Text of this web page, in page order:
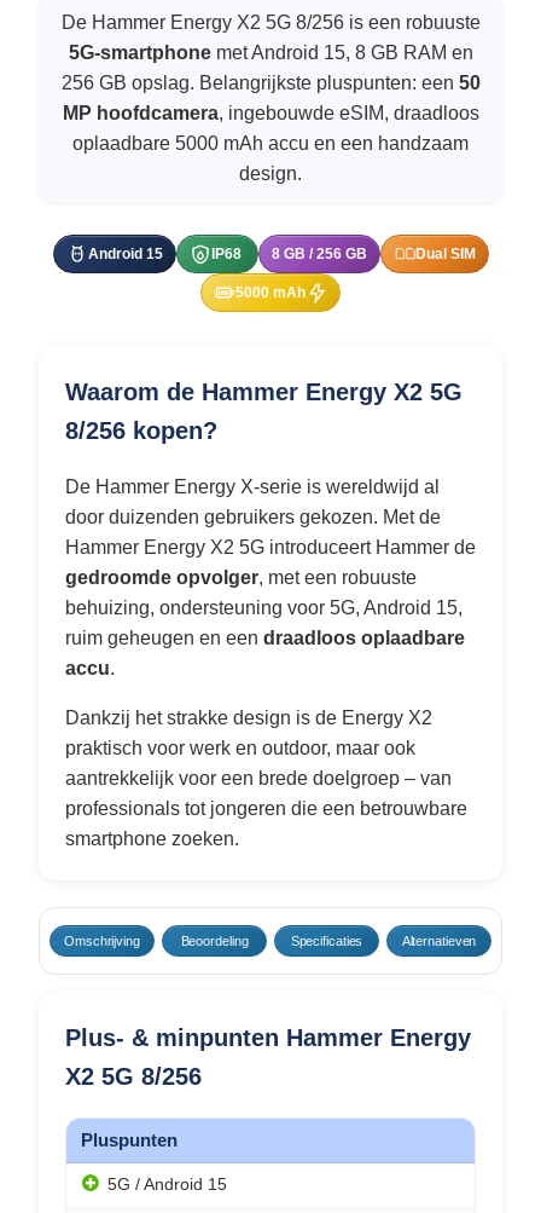
De Hammer Energy X2 5G 8/256 is een robuuste
5G-smartphonemet Android 15, 8 GB RAM en
256 GB opslag. Belangrijkste pluspunten: een 50
MP hoofdcamera, ingebouwde eSIM, draadloos
oplaadbare 5000 mAh accu en een handzaam
design.
Android 15 IP68 8 GB / 256 GB Dual SIM
5000 mAh
Waarom de Hammer Energy X2 5G
8/256 kopen?
De Hammer Energy X-serie is wereldwijd al
door duizenden gebruikers gekozen. Met de
Hammer Energy X2 5G introduceert Hammer de
gedroomde opvolger, met een robuuste
behuizing, ondersteuning voor 5G, Android 15,
ruim geheugen en een draadloos oplaadbare
accu.
Dankzij het strakke design is de Energy X2
praktisch voor werk en outdoor, maar ook
aantrekkelijk voor een brede doelgroep – van
professionals tot jongeren die een betrouwbare
smartphone zoeken.
Omschrijving Beoordeling Specificaties Alternatieven
Plus- & minpunten Hammer Energy
X2 5G 8/256
Pluspunten
5G / Android 15